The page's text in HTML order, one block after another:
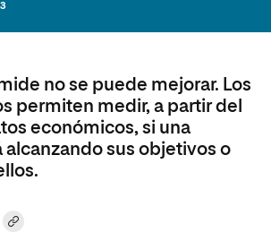
no se puede mejorar. Los
permiten medir, a partir del
económicos, si una
alcanzando sus objetivos o